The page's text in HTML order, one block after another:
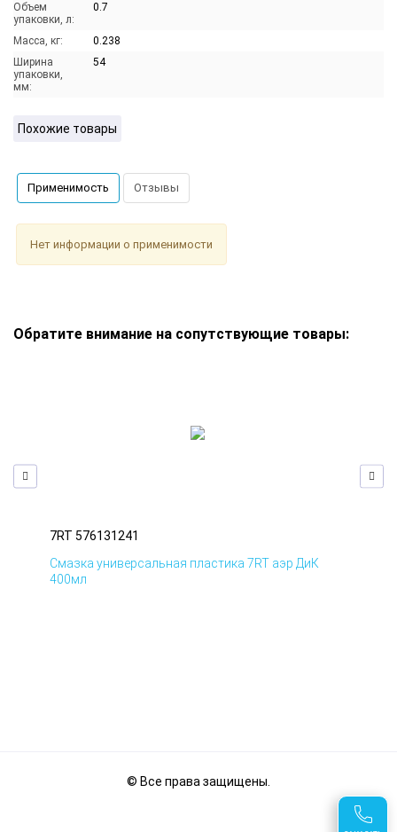
Объем
упаковки, л:
0.7
Масса, кг:
0.238
Ширина
упаковки,
мм:
54
Похожие товары
Применимость Отзывы
Нет информации о применимости
Обратите внимание на сопутствующие товары:
7RT 576131241
Смазка универсальная пластика 7RT аэр ДиК
400мл
© Все права защищены.